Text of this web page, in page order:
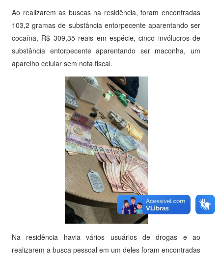
Ao realizarem as buscas na residência, foram encontradas
103,2 gramas de substância entorpecente aparentando ser
cocaína, R$ 309,35 reais em espécie, cinco invólucros de
substância entorpecente aparentando ser maconha, um
aparelho celular sem nota fiscal.
Na residência havia vários usuários de drogas e ao
realizarem a busca pessoal em um deles foram encontradas